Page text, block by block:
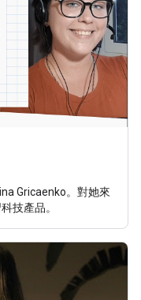
Gricaenko。對她來
技產品。